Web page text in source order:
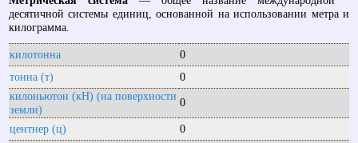
десятичной системы единиц, основанной на использовании метра и
килограмма.
килотонна
0
тонна (т)
0
килоньютон (кН) (на поверхности
земли)
0
центнер (ц)
0